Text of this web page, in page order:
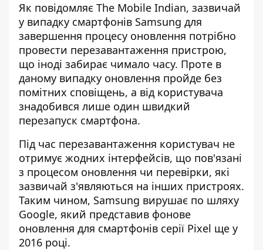
Як повідомляє The Mobile Indian, зазвичай
у випадку смартфонів Samsung для
завершення процесу оновлення потрібно
провести перезавантаження пристрою,
що іноді забирає чимало часу. Проте в
даному випадку оновлення пройде без
помітних сповіщень, а від користувача
знадобився лише один швидкий
перезапуск смартфона.
Під час перезавантаження користувач не
отримує жодних інтерфейсів, що пов'язані
з процесом оновлення чи перевірки, які
зазвичай з'являються на інших пристроях.
Таким чином, Samsung вирушає по шляху
Google, який представив фонове
оновлення для смартфонів серії Pixel ще у
2016 році.